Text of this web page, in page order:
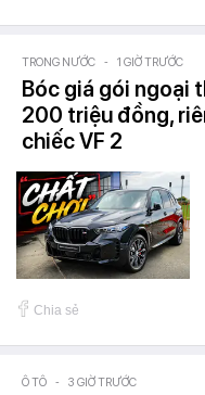
TRONG NƯỚC - 1 GIỜ TRƯỚC
Bóc giá gói ngoại
200 triệu đồng,
chiếc VF 2
Chia sẻ
Ô TÔ - 3 GIỜ TRƯỚC